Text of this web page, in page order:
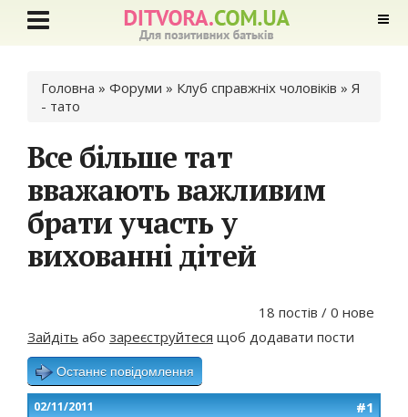
Ви є тут
Головна » Форуми » Клуб справжніх чоловіків » Я
- тато
Все більше тат
вважають важливим
брати участь у
вихованні дітей
18 постів / 0 нове
Зайдіть або зареєструйтеся щоб додавати пости
Останнє повідомлення
02/11/2011 #1